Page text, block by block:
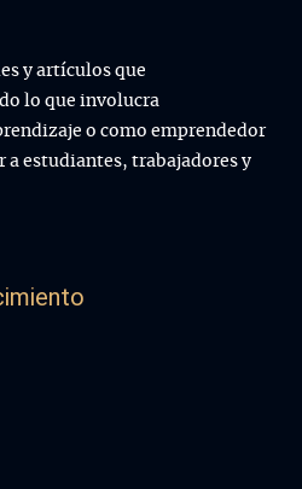
y artículos que
lo que involucra
o como emprendedor
a estudiantes, trabajadores y